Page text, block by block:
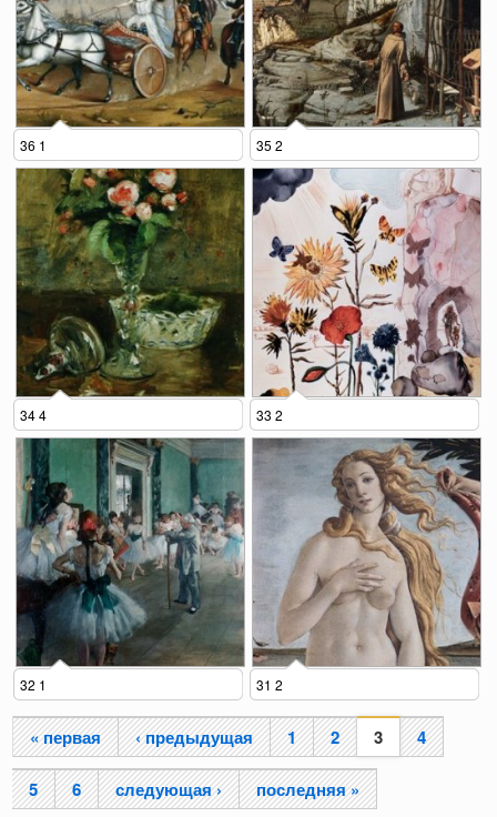
36 1 35 2
34 4 33 2
32 1 31 2
Страницы
« первая ‹ предыдущая 1 2 3 4
5 6 следующая › последняя »